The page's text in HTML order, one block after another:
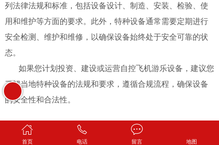
列法律法规和标准，包括设备设计、制造、安装、检验、使
用和维护等方面的要求。此外，特种设备通常需要定期进行
安全检测、维护和维修，以确保设备始终处于安全可靠的状
态。
如果您计划投资、建设或运营自控飞机游乐设备，建议您
了解当地特种设备的法规和要求，遵循合规流程，确保设备
的安全性和合法性。
专栏： 公司新闻
首页 电话 留言 地图